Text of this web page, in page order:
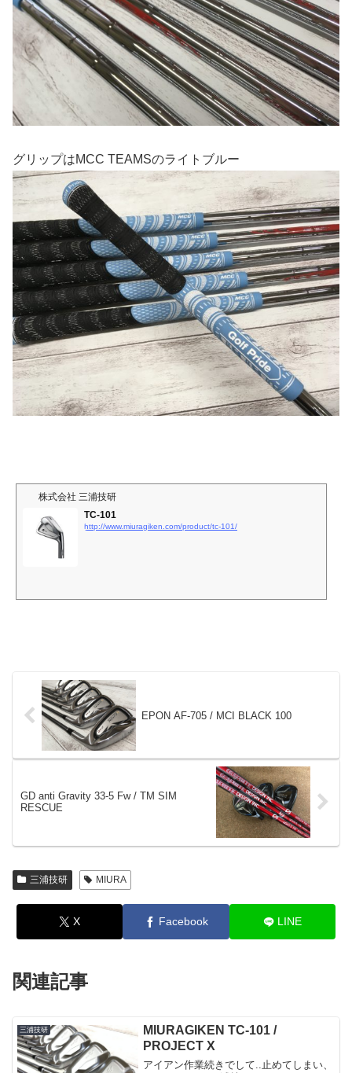
グリップはMCC TEAMSのライトブルー
株式会社 三浦技研
TC-101
http://www.miuragiken.com/product/tc-101/
EPON AF-705 / MCI BLACK 100
GD anti Gravity 33-5 Fw / TM SIM
RESCUE
三浦技研 MIURA
X Facebook LINE
関連記事
三浦技研
MIURAGIKEN TC-101 /
PROJECT X
アイアン作業続きでして..止めてしまい、